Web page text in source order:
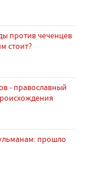
против чеченцев
стоит?
- православный
прошло